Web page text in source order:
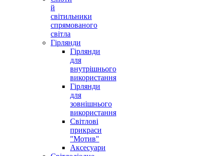
й
світильники
спрямованого
світла
Гірлянди
Гірлянди
для
внутрішнього
використання
Гірлянди
для
зовнішнього
використання
Світлові
прикраси
"Мотив"
Аксесуари